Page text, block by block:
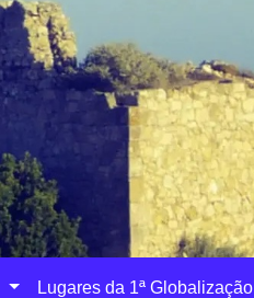
Lugares da 1ª Globalização